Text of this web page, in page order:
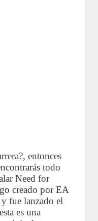
entonces
todo
Need for
creado por EA
fue lanzado el
es una